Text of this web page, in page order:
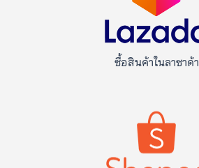
ซื้อสินค้าในลาซาด้า